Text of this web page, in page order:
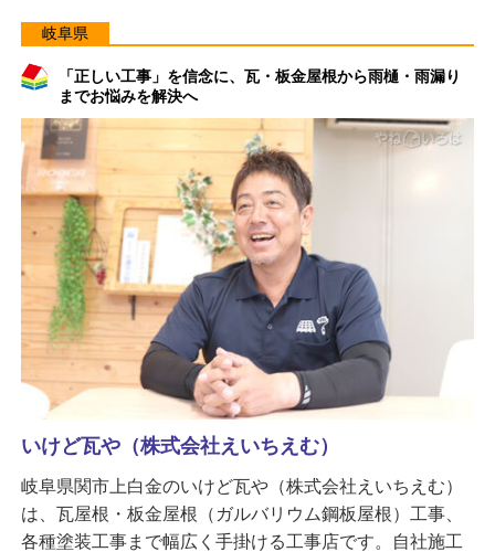
岐阜県
「正しい工事」を信念に、瓦・板金屋根から雨樋・雨漏り
までお悩みを解決へ
いけど瓦や（株式会社えいちえむ）
岐阜県関市上白金のいけど瓦や（株式会社えいちえむ）
は、瓦屋根・板金屋根（ガルバリウム鋼板屋根）工事、
各種塗装工事まで幅広く手掛ける工事店です。自社施工